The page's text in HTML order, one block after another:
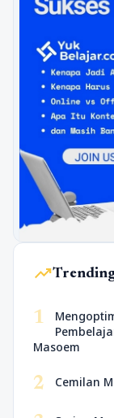
trending_up
1
Masoem
2 Cemilan